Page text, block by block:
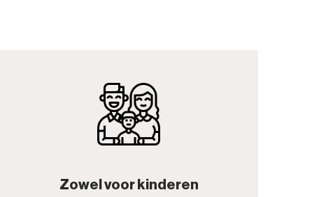
Zowel voor kinderen